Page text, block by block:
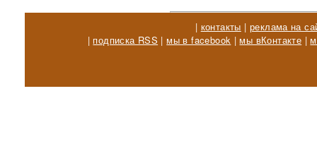
| контакты | реклама на
| подписка RSS | мы в facebook | мы вКонтакте |